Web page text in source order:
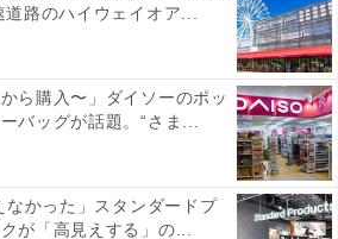
路のハイウェイオア...
ら購入〜」ダイソーのポッ
バッグが話題。“さま...
なかった」スタンダードプ
が「高見えする」の...